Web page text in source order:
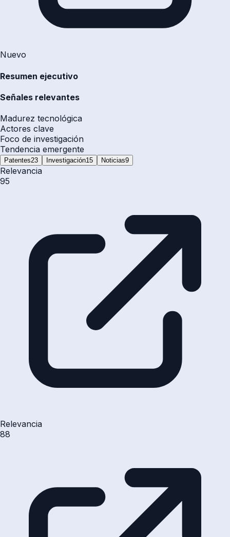
Nuevo
Resumen ejecutivo
Señales relevantes
Madurez tecnológica
Actores clave
Foco de investigación
Tendencia emergente
Patentes23 Investigación15 Noticias9
Relevancia
95
Relevancia
88